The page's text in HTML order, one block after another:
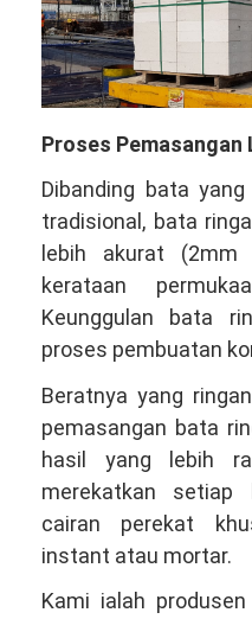
Proses Pemasangan
Dibanding bata
tradisional, bata
lebih akurat
kerataan
Keunggulan bata
proses pembuatan
Beratnya yang
pemasangan bata
hasil yang lebih
merekatkan setiap
cairan perekat
instant atau mortar.
Kami ialah